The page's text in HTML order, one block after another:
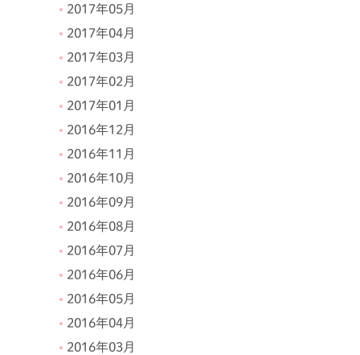
2017年05月
2017年04月
2017年03月
2017年02月
2017年01月
2016年12月
2016年11月
2016年10月
2016年09月
2016年08月
2016年07月
2016年06月
2016年05月
2016年04月
2016年03月